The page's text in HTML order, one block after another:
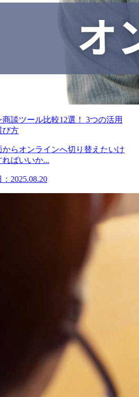
談ツール比較12選！ 3つの活用
び方
からオンラインへ切り替えたいけ
ればいいか...
2025.08.20